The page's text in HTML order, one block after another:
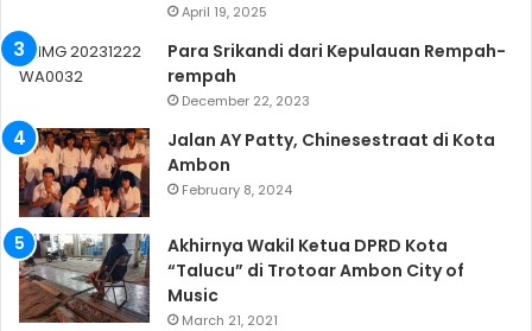
April 19, 2025
Para Srikandi dari Kepulauan Rempah-
rempah
December 22, 2023
Jalan AY Patty, Chinesestraat di Kota
Ambon
February 8, 2024
Akhirnya Wakil Ketua DPRD Kota
“Talucu” di Trotoar Ambon City of
Music
March 21, 2021